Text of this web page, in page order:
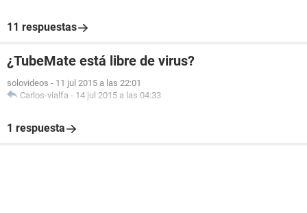
11 respuestas
¿TubeMate está libre de virus?
solovideos - 11 jul 2015 a las 22:01
Carlos-vialfa - 14 jul 2015 a las 04:33
1 respuesta